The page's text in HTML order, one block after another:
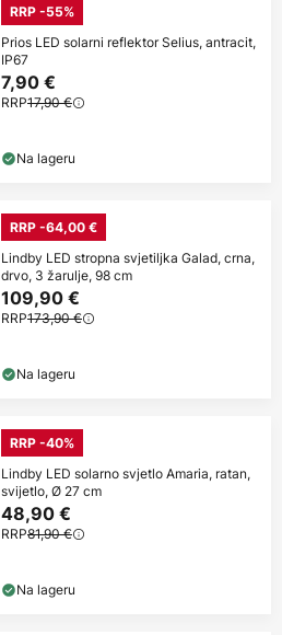
RRP -55%
Prios LED solarni reflektor Selius, antracit,
IP67
7,90 €
RRP17,90 €
Na lageru
RRP -64,00 €
Lindby LED stropna svjetiljka Galad, crna,
drvo, 3 žarulje, 98 cm
109,90 €
RRP173,90 €
Na lageru
RRP -40%
Lindby LED solarno svjetlo Amaria, ratan,
svijetlo, Ø 27 cm
48,90 €
RRP81,90 €
Na lageru